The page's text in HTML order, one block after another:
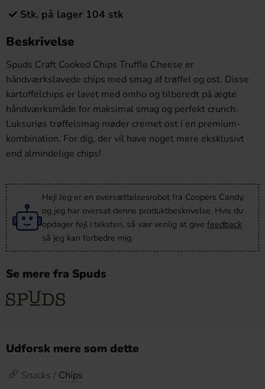
Stk. på lager 104 stk
Beskrivelse
Spuds Craft Cooked Chips Truffle Cheese er
håndværkslavede chips med smag af trøffel og ost. Disse
kartoffelchips er lavet med omhu og tilberedt på ægte
håndværksmåde for maksimal smag og perfekt crunch.
Luksuriøs trøffelsmag møder cremet ost i en premium-
kombination. For dig, der vil have noget mere eksklusivt
end almindelige chips!
Hej! Jeg er en oversættelsesrobot fra Coopers Candy,
og jeg har oversat denne produktbeskrivelse. Hvis du
opdager fejl i teksten, så vær venlig at give feedback
så jeg kan forbedre mig.
Se mere fra Spuds
Udforsk mere som dette
Snacks / Chips